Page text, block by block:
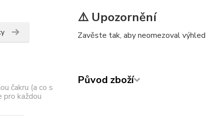
⚠️ Upozornění
Zavěste tak, aby neomezoval
Původ zboží